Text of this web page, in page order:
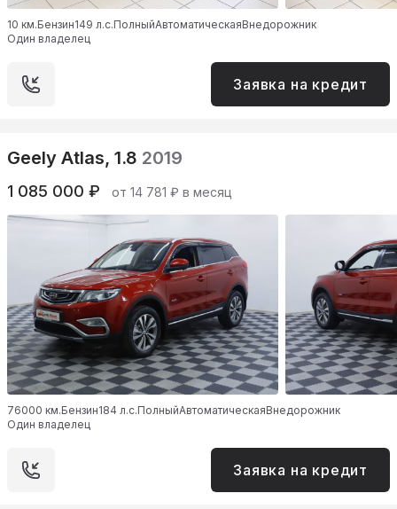
10 км.Бензин149 л.с.ПолныйАвтоматическаяВнедорожник
Один владелец
Заявка на кредит
Geely Atlas, 1.8 2019
1 085 000 ₽ от 14 781 ₽ в месяц
76000 км.Бензин184 л.с.ПолныйАвтоматическаяВнедорожник
Один владелец
Заявка на кредит